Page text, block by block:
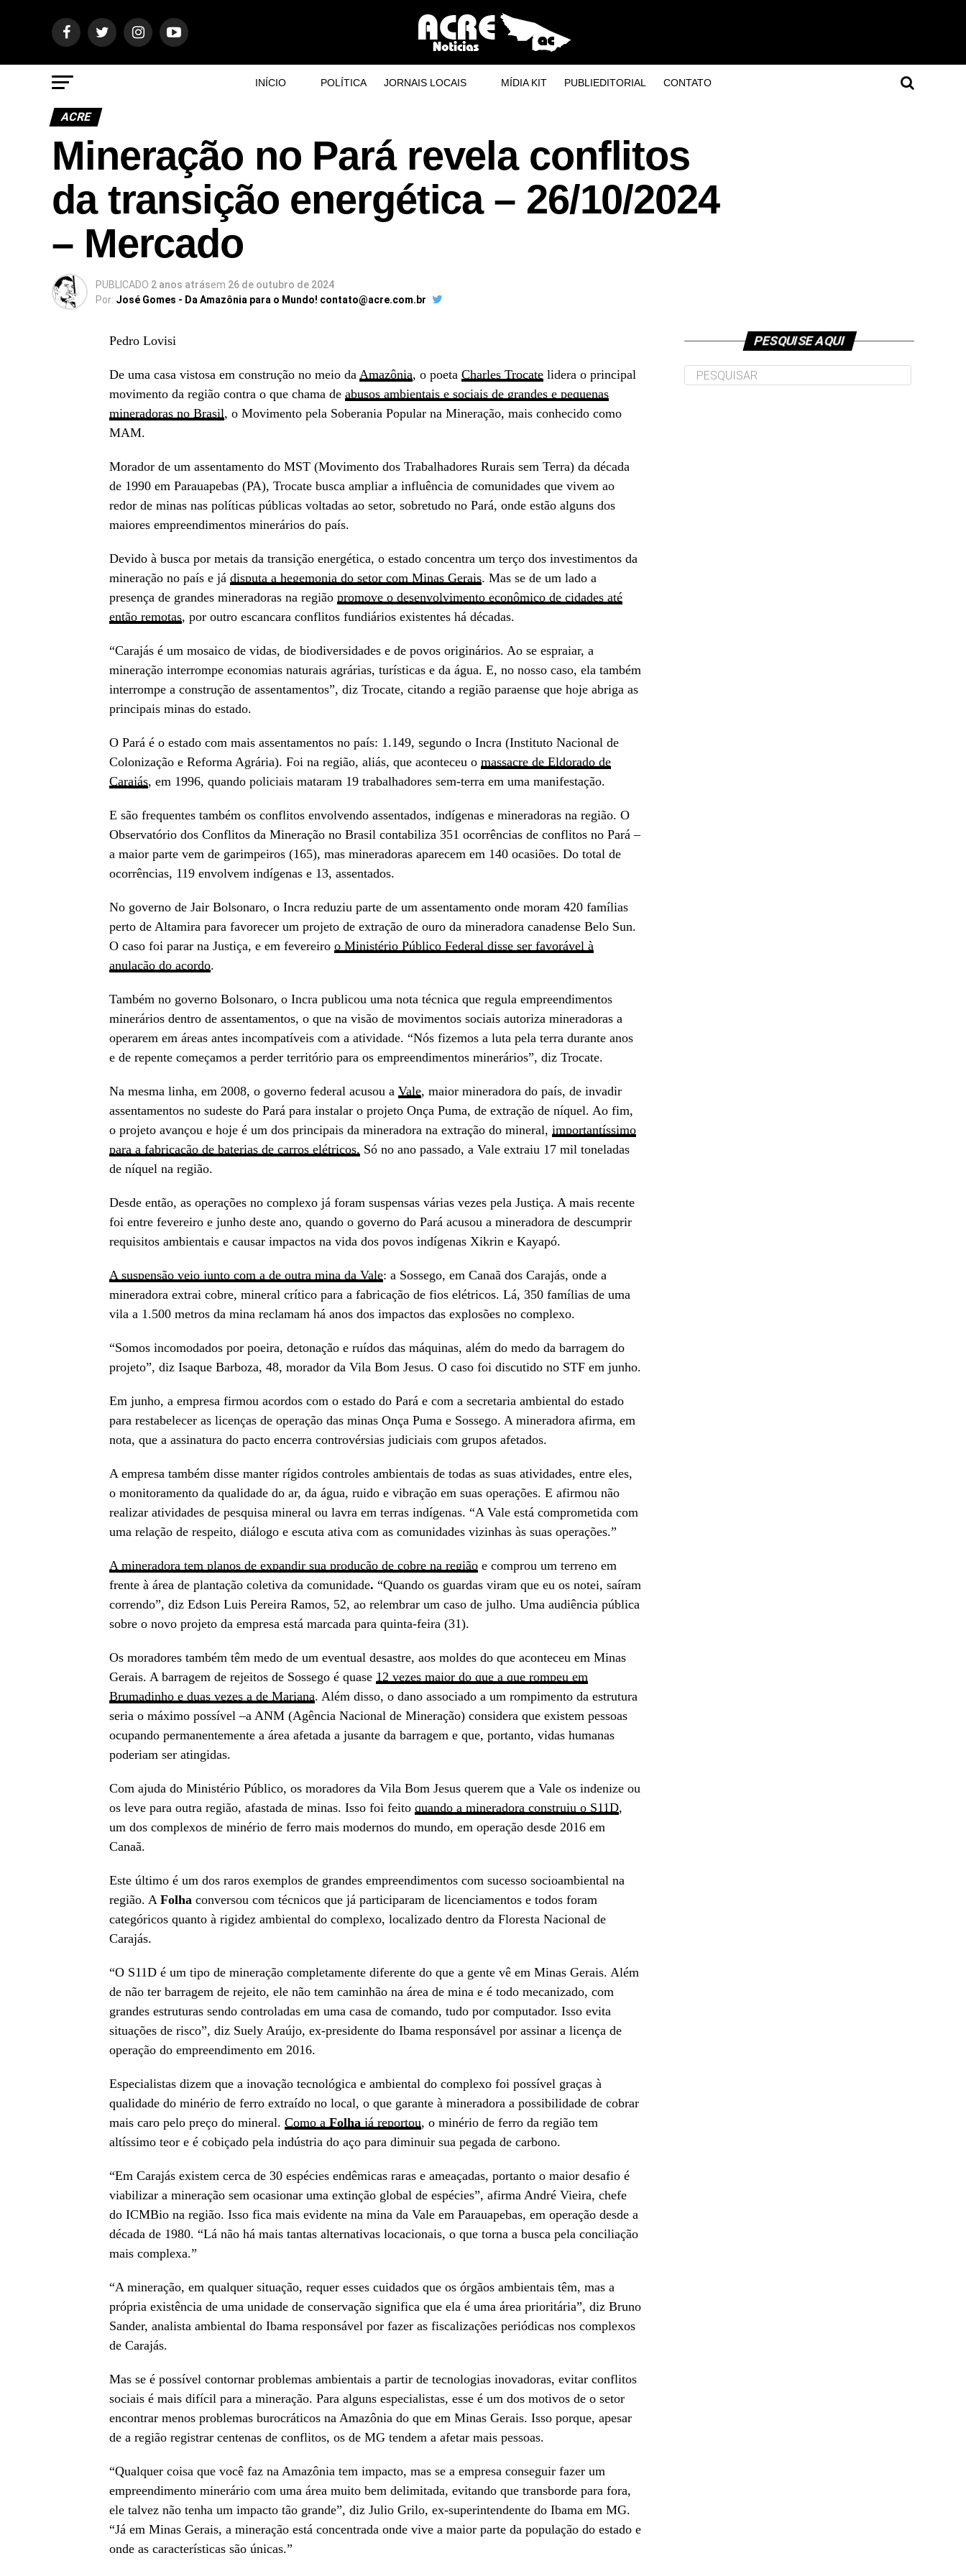
INÍCIO POLÍTICA JORNAIS LOCAIS MÍDIA KIT PUBLIEDITORIAL CONTATO
ACRE
Mineração no Pará revela conflitos
da transição energética – 26/10/2024
– Mercado
PUBLICADO 2 anos atrásem 26 de outubro de 2024
Por: José Gomes - Da Amazônia para o Mundo! contato@acre.com.br
Pedro Lovisi
De uma casa vistosa em construção no meio da Amazônia, o poeta Charles Trocate lidera o principal
movimento da região contra o que chama de abusos ambientais e sociais de grandes e pequenas
mineradoras no Brasil, o Movimento pela Soberania Popular na Mineração, mais conhecido como
MAM.
Morador de um assentamento do MST (Movimento dos Trabalhadores Rurais sem Terra) da década
de 1990 em Parauapebas (PA), Trocate busca ampliar a influência de comunidades que vivem ao
redor de minas nas políticas públicas voltadas ao setor, sobretudo no Pará, onde estão alguns dos
maiores empreendimentos minerários do país.
Devido à busca por metais da transição energética, o estado concentra um terço dos investimentos da
mineração no país e já disputa a hegemonia do setor com Minas Gerais. Mas se de um lado a
presença de grandes mineradoras na região promove o desenvolvimento econômico de cidades até
então remotas, por outro escancara conflitos fundiários existentes há décadas.
“Carajás é um mosaico de vidas, de biodiversidades e de povos originários. Ao se espraiar, a
mineração interrompe economias naturais agrárias, turísticas e da água. E, no nosso caso, ela também
interrompe a construção de assentamentos”, diz Trocate, citando a região paraense que hoje abriga as
principais minas do estado.
O Pará é o estado com mais assentamentos no país: 1.149, segundo o Incra (Instituto Nacional de
Colonização e Reforma Agrária). Foi na região, aliás, que aconteceu o massacre de Eldorado de
Carajás, em 1996, quando policiais mataram 19 trabalhadores sem-terra em uma manifestação.
E são frequentes também os conflitos envolvendo assentados, indígenas e mineradoras na região. O
Observatório dos Conflitos da Mineração no Brasil contabiliza 351 ocorrências de conflitos no Pará –
a maior parte vem de garimpeiros (165), mas mineradoras aparecem em 140 ocasiões. Do total de
ocorrências, 119 envolvem indígenas e 13, assentados.
No governo de Jair Bolsonaro, o Incra reduziu parte de um assentamento onde moram 420 famílias
perto de Altamira para favorecer um projeto de extração de ouro da mineradora canadense Belo Sun.
O caso foi parar na Justiça, e em fevereiro o Ministério Público Federal disse ser favorável à
anulação do acordo.
Também no governo Bolsonaro, o Incra publicou uma nota técnica que regula empreendimentos
minerários dentro de assentamentos, o que na visão de movimentos sociais autoriza mineradoras a
operarem em áreas antes incompatíveis com a atividade. “Nós fizemos a luta pela terra durante anos
e de repente começamos a perder território para os empreendimentos minerários”, diz Trocate.
Na mesma linha, em 2008, o governo federal acusou a Vale, maior mineradora do país, de invadir
assentamentos no sudeste do Pará para instalar o projeto Onça Puma, de extração de níquel. Ao fim,
o projeto avançou e hoje é um dos principais da mineradora na extração do mineral, importantíssimo
para a fabricação de baterias de carros elétricos. Só no ano passado, a Vale extraiu 17 mil toneladas
de níquel na região.
Desde então, as operações no complexo já foram suspensas várias vezes pela Justiça. A mais recente
foi entre fevereiro e junho deste ano, quando o governo do Pará acusou a mineradora de descumprir
requisitos ambientais e causar impactos na vida dos povos indígenas Xikrin e Kayapó.
A suspensão veio junto com a de outra mina da Vale: a Sossego, em Canaã dos Carajás, onde a
mineradora extrai cobre, mineral crítico para a fabricação de fios elétricos. Lá, 350 famílias de uma
vila a 1.500 metros da mina reclamam há anos dos impactos das explosões no complexo.
“Somos incomodados por poeira, detonação e ruídos das máquinas, além do medo da barragem do
projeto”, diz Isaque Barboza, 48, morador da Vila Bom Jesus. O caso foi discutido no STF em junho.
Em junho, a empresa firmou acordos com o estado do Pará e com a secretaria ambiental do estado
para restabelecer as licenças de operação das minas Onça Puma e Sossego. A mineradora afirma, em
nota, que a assinatura do pacto encerra controvérsias judiciais com grupos afetados.
A empresa também disse manter rígidos controles ambientais de todas as suas atividades, entre eles,
o monitoramento da qualidade do ar, da água, ruido e vibração em suas operações. E afirmou não
realizar atividades de pesquisa mineral ou lavra em terras indígenas. “A Vale está comprometida com
uma relação de respeito, diálogo e escuta ativa com as comunidades vizinhas às suas operações.”
A mineradora tem planos de expandir sua produção de cobre na região e comprou um terreno em
frente à área de plantação coletiva da comunidade. “Quando os guardas viram que eu os notei, saíram
correndo”, diz Edson Luis Pereira Ramos, 52, ao relembrar um caso de julho. Uma audiência pública
sobre o novo projeto da empresa está marcada para quinta-feira (31).
Os moradores também têm medo de um eventual desastre, aos moldes do que aconteceu em Minas
Gerais. A barragem de rejeitos de Sossego é quase 12 vezes maior do que a que rompeu em
Brumadinho e duas vezes a de Mariana. Além disso, o dano associado a um rompimento da estrutura
seria o máximo possível –a ANM (Agência Nacional de Mineração) considera que existem pessoas
ocupando permanentemente a área afetada a jusante da barragem e que, portanto, vidas humanas
poderiam ser atingidas.
Com ajuda do Ministério Público, os moradores da Vila Bom Jesus querem que a Vale os indenize ou
os leve para outra região, afastada de minas. Isso foi feito quando a mineradora construiu o S11D,
um dos complexos de minério de ferro mais modernos do mundo, em operação desde 2016 em
Canaã.
Este último é um dos raros exemplos de grandes empreendimentos com sucesso socioambiental na
região. A Folha conversou com técnicos que já participaram de licenciamentos e todos foram
categóricos quanto à rigidez ambiental do complexo, localizado dentro da Floresta Nacional de
Carajás.
“O S11D é um tipo de mineração completamente diferente do que a gente vê em Minas Gerais. Além
de não ter barragem de rejeito, ele não tem caminhão na área de mina e é todo mecanizado, com
grandes estruturas sendo controladas em uma casa de comando, tudo por computador. Isso evita
situações de risco”, diz Suely Araújo, ex-presidente do Ibama responsável por assinar a licença de
operação do empreendimento em 2016.
Especialistas dizem que a inovação tecnológica e ambiental do complexo foi possível graças à
qualidade do minério de ferro extraído no local, o que garante à mineradora a possibilidade de cobrar
mais caro pelo preço do mineral. Como a Folha já reportou, o minério de ferro da região tem
altíssimo teor e é cobiçado pela indústria do aço para diminuir sua pegada de carbono.
“Em Carajás existem cerca de 30 espécies endêmicas raras e ameaçadas, portanto o maior desafio é
viabilizar a mineração sem ocasionar uma extinção global de espécies”, afirma André Vieira, chefe
do ICMBio na região. Isso fica mais evidente na mina da Vale em Parauapebas, em operação desde a
década de 1980. “Lá não há mais tantas alternativas locacionais, o que torna a busca pela conciliação
mais complexa.”
“A mineração, em qualquer situação, requer esses cuidados que os órgãos ambientais têm, mas a
própria existência de uma unidade de conservação significa que ela é uma área prioritária”, diz Bruno
Sander, analista ambiental do Ibama responsável por fazer as fiscalizações periódicas nos complexos
de Carajás.
Mas se é possível contornar problemas ambientais a partir de tecnologias inovadoras, evitar conflitos
sociais é mais difícil para a mineração. Para alguns especialistas, esse é um dos motivos de o setor
encontrar menos problemas burocráticos na Amazônia do que em Minas Gerais. Isso porque, apesar
de a região registrar centenas de conflitos, os de MG tendem a afetar mais pessoas.
“Qualquer coisa que você faz na Amazônia tem impacto, mas se a empresa conseguir fazer um
empreendimento minerário com uma área muito bem delimitada, evitando que transborde para fora,
ele talvez não tenha um impacto tão grande”, diz Julio Grilo, ex-superintendente do Ibama em MG.
“Já em Minas Gerais, a mineração está concentrada onde vive a maior parte da população do estado e
onde as características são únicas.”
PESQUISE AQUI